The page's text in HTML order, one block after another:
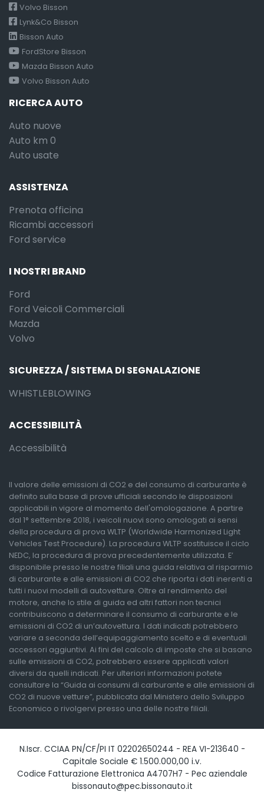
Volvo Bisson
Lynk&Co Bisson
Bisson Auto
FordStore Bisson
Mazda Bisson Auto
Volvo Bisson Auto
RICERCA AUTO
Auto nuove
Auto km 0
Auto usate
ASSISTENZA
Prenota officina
Ricambi accessori
Ford service
I NOSTRI BRAND
Ford
Ford Veicoli Commerciali
Mazda
Volvo
SICUREZZA / SISTEMA DI SEGNALAZIONE
WHISTLEBLOWING
ACCESSIBILITÀ
Accessibilità
Il valore delle emissioni di CO2 e del consumo di carburante è
definito sulla base di prove ufficiali secondo le disposizioni
applicabili in vigore al momento dell'omologazione. A partire
dal 1° settembre 2018, i veicoli nuovi sono omologati ai sensi
della procedura di prova WLTP (Worldwide Harmonized Light
Vehicles Test Procedure). La procedura WLTP sostituisce il ciclo
NEDC, la procedura di prova precedentemente utilizzata. E’
disponibile presso le nostre filiali una guida relativa al risparmio
di carburante e alle emissioni di CO2 che riporta i dati inerenti a
tutti i nuovi modelli di autovetture. Oltre al rendimento del
motore, anche lo stile di guida ed altri fattori non tecnici
contribuiscono a determinare il consumo di carburante e le
emissioni di CO2 di un’autovettura. I dati indicati potrebbero
variare a seconda dell’equipaggiamento scelto e di eventuali
accessori aggiuntivi. Ai fini del calcolo di imposte che si basano
sulle emissioni di CO2, potrebbero essere applicati valori
diversi da quelli indicati. Per ulteriori informazioni potete
consultare la “Guida ai consumi di carburante e alle emissioni di
CO2 di nuove vetture”, pubblicata dal Ministero dello Sviluppo
Economico o rivolgervi presso una delle nostre filiali.
N.Iscr. CCIAA PN/CF/PI IT 02202650244 - REA VI-213640 -
Capitale Sociale € 1.500.000,00 i.v.
Codice Fatturazione Elettronica A4707H7 - Pec aziendale
bissonauto@pec.bissonauto.it